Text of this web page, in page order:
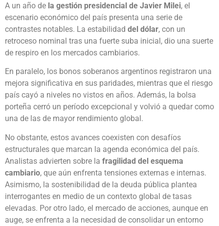
A un año de la gestión presidencial de Javier Milei, el
escenario económico del país presenta una serie de
contrastes notables. La estabilidad del dólar, con un
retroceso nominal tras una fuerte suba inicial, dio una suerte
de respiro en los mercados cambiarios.
En paralelo, los bonos soberanos argentinos registraron una
mejora significativa en sus paridades, mientras que el riesgo
país cayó a niveles no vistos en años. Además, la bolsa
porteña cerró un período excepcional y volvió a quedar como
una de las de mayor rendimiento global.
No obstante, estos avances coexisten con desafíos
estructurales que marcan la agenda económica del país.
Analistas advierten sobre la fragilidad del esquema
cambiario, que aún enfrenta tensiones externas e internas.
Asimismo, la sostenibilidad de la deuda pública plantea
interrogantes en medio de un contexto global de tasas
elevadas. Por otro lado, el mercado de acciones, aunque en
auge, se enfrenta a la necesidad de consolidar un entorno